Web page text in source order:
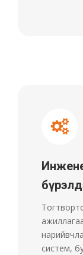
систем,